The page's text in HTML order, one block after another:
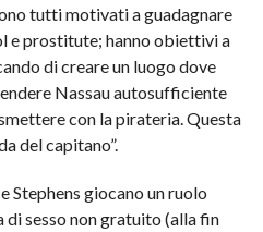
tutti motivati a guadagnare
e prostitute; hanno obiettivi a
di creare un luogo dove
Nassau autosufficiente
con la pirateria. Questa
del capitano”.
Stephens giocano un ruolo
di sesso non gratuito (alla fin